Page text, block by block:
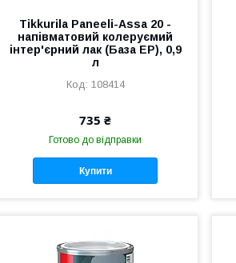
Tikkurila Paneeli-Assa 20 -
напівматовий колеруємий
інтер'єрний лак (База EP), 0,9
л
108414
735 ₴
Готово до відправки
Купити